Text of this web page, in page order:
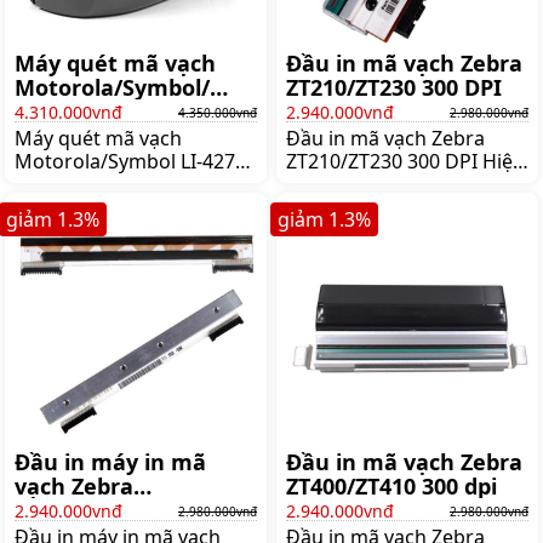
Máy quét mã vạch
Motorola/Symbol/
Zebra LI-4278
4.310.000vnđ 4.350.000vnđ
Máy quét mã vạch
Motorola/Symbol LI-4278
ĐÂY LÀ DÒNG MÁY QUÉT
KHÔNG DÂY 1D CHẤT
LƯỢNG NHẤT HIỆN NAY
TRÊN THỊ TRƯỜNG Hiện
tại Symbol đã mua lại
thương hiệu scanner của
Motorola và Zebra nên
hiện nay trên thị trường
thường đi kèm các
scanner sẽ có mặt 3 sản
phẩm của hãng này Zebra
là một
Đầu in mã vạch Zebra
ZT210/ZT230 300 DPI
2.940.000vnđ 2.980.000vnđ
Đầu in mã vạch Zebra
ZT210/ZT230 300 DPI Hiện
dụng máy in mã vạch
Zebra nhưng đầu in dùng
liên hệ shoppos chúng tôi
đơn vị chuyên cung cấp
lắp đặt và thay thế đầu in
nhiệt cho các dòng máy
Đầu in máy in mã
vạch Zebra
GK420D/GX420D 200
DPI
2.940.000vnđ 2.980.000vnđ
Đầu in máy in mã vạch
giảm 1.3%
Đầu in mã vạch Zebra
ZT400/ZT410 300 dpi
2.940.000vnđ 2.980.000vnđ
Đầu in mã vạch Zebra
giảm 1.3%